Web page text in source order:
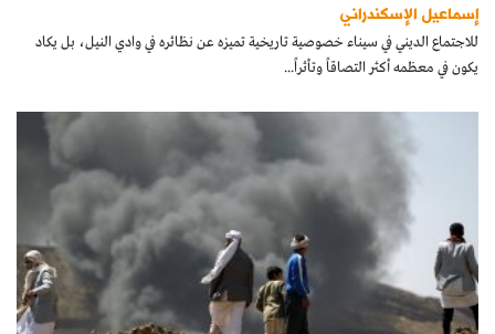
إسماعيل الإسكندراني
للاجتماع الديني في سيناء خصوصية تاريخية تميزه عن نظائره في وادي النيل، بل يكاد
يكون في معظمه أكثر التصاقاً وتأثراً...